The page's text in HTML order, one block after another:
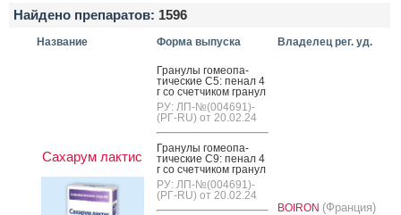
Найдено препаратов: 1596
Название Форма выпуска Владелец рег. уд.
Сахарум лактис
Гра­нулы го­ме­опа­
тичес­кие C5: пе­нал 4
г со счет­чи­ком гра­нул
РУ: ЛП-№(004691)-
(РГ-RU) от 20.02.24
Гра­нулы го­ме­опа­
тичес­кие C9: пе­нал 4
г со счет­чи­ком гра­нул
РУ: ЛП-№(004691)-
(РГ-RU) от 20.02.24
BOIRON (Франция)